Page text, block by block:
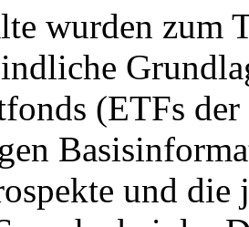
wurden zum
(ETFs
und